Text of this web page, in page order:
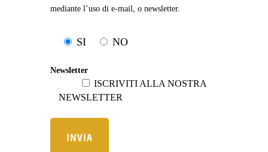
mediante l’uso di e-mail, o newsletter.
SI NO
Newsletter
ISCRIVITI ALLA NOSTRA
NEWSLETTER
INVIA